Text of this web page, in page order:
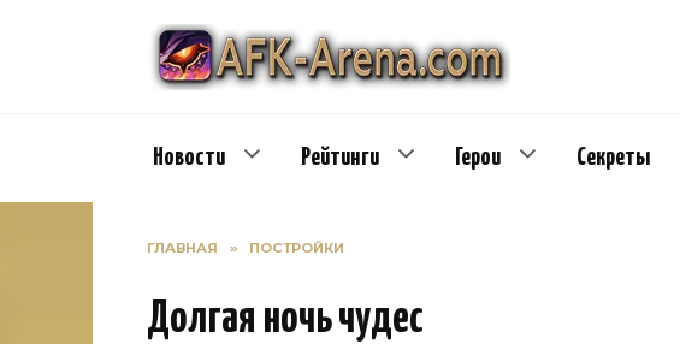
Новости Рейтинги Герои Секреты
ГЛАВНАЯ » ПОСТРОЙКИ
Долгая ночь чудес